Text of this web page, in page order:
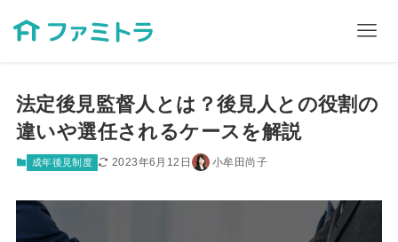
法定後見監督人とは？後見人との役割の
違いや選任されるケースを解説
成年後見制度 2023年6月12日 小牟田尚子